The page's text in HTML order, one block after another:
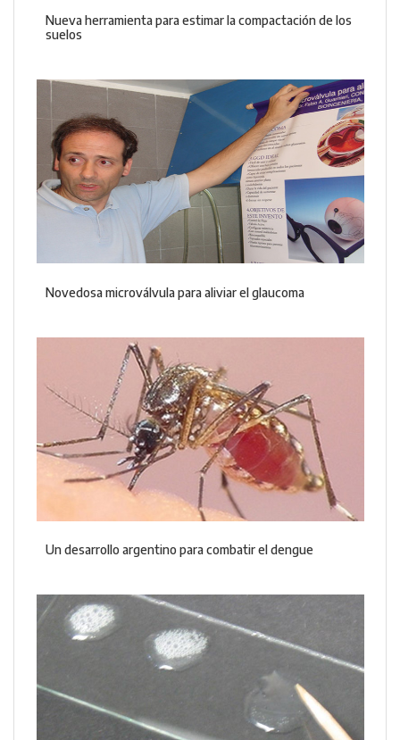
Nueva herramienta para estimar la compactación de los
suelos
Novedosa microválvula para aliviar el glaucoma
Un desarrollo argentino para combatir el dengue